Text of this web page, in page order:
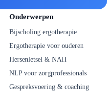
Onderwerpen
Bijscholing ergotherapie
Ergotherapie voor ouderen
Hersenletsel & NAH
NLP voor zorgprofessionals
Gespreksvoering & coaching